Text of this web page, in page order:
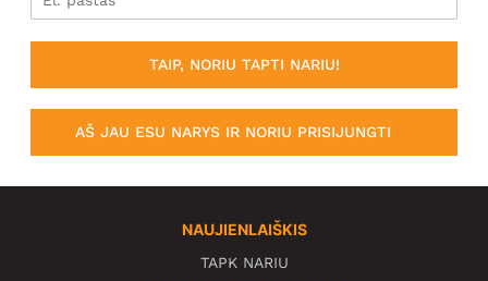
TAIP, NORIU TAPTI NARIU!
AŠ JAU ESU NARYS IR NORIU PRISIJUNGTI
NAUJIENLAIŠKIS
TAPK NARIU